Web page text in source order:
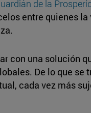
de la
entre quienes
con una solución
De lo que se
cada vez más